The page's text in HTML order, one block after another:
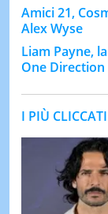
Amici 21,
Alex Wyse
Liam Payne,
One Direction
I PIÙ